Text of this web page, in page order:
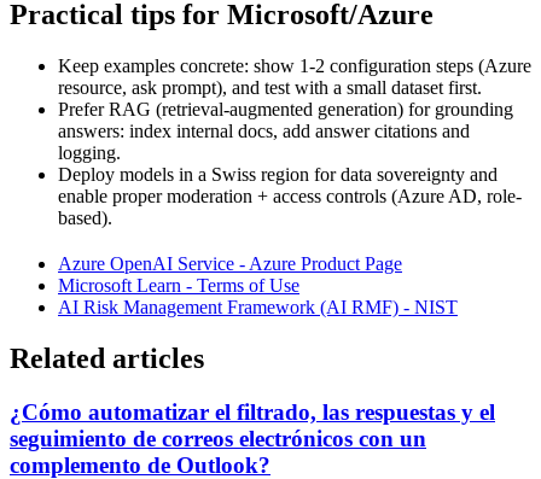
Practical tips for Microsoft/Azure
Keep examples concrete: show 1-2 configuration steps (Azure
resource, ask prompt), and test with a small dataset first.
Prefer RAG (retrieval-augmented generation) for grounding
answers: index internal docs, add answer citations and
logging.
Deploy models in a Swiss region for data sovereignty and
enable proper moderation + access controls (Azure AD, role-
based).
Azure OpenAI Service - Azure Product Page
Microsoft Learn - Terms of Use
AI Risk Management Framework (AI RMF) - NIST
Related articles
¿Cómo automatizar el filtrado, las respuestas y el
seguimiento de correos electrónicos con un
complemento de Outlook?